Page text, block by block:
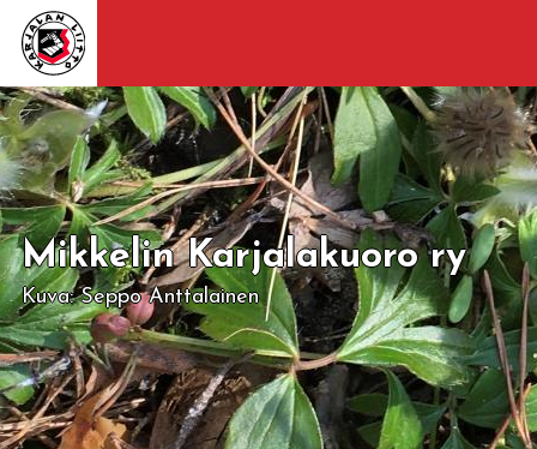
Mikkelin Karjalakuoro ry
Kuva: Seppo Anttalainen